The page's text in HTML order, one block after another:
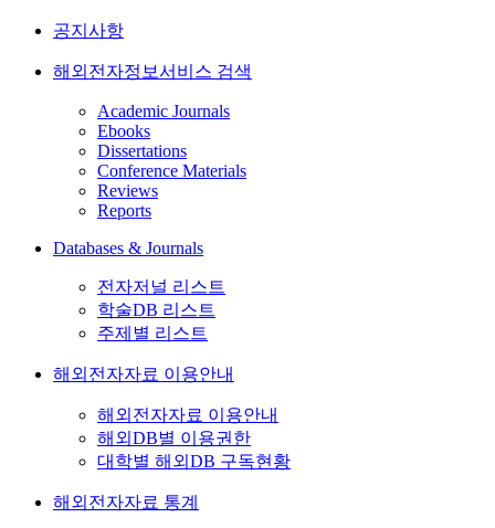
공지사항
해외전자정보서비스 검색
Academic Journals
Ebooks
Dissertations
Conference Materials
Reviews
Reports
Databases & Journals
전자저널 리스트
학술DB 리스트
주제별 리스트
해외전자자료 이용안내
해외전자자료 이용안내
해외DB별 이용권한
대학별 해외DB 구독현황
해외전자자료 통계